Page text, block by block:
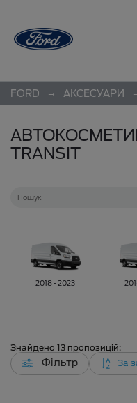
FORD → АКСЕСУАРИ
TRANSIT
2018 - 2023
Знайдено 13 пропозицій:
Фільтр